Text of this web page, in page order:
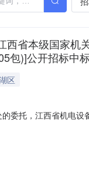
西省本级国家
包)]公开招标中
区
委托，江西省机电
下：招标公告发布